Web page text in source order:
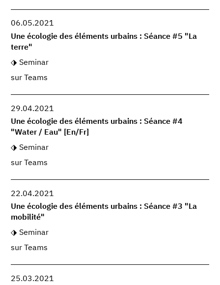
06.05.2021
Une écologie des éléments urbains : Séance #5 "La
terre"
Seminar
sur Teams
29.04.2021
Une écologie des éléments urbains : Séance #4
"Water / Eau" [En/Fr]
Seminar
sur Teams
22.04.2021
Une écologie des éléments urbains : Séance #3 "La
mobilité"
Seminar
sur Teams
25.03.2021